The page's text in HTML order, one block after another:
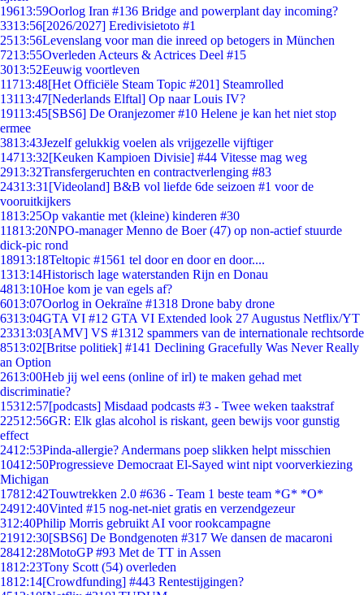
19613:59Oorlog Iran #136 Bridge and powerplant day incoming?
3313:56[2026/2027] Eredivisietoto #1
2513:56Levenslang voor man die inreed op betogers in München
7213:55Overleden Acteurs & Actrices Deel #15
3013:52Eeuwig voortleven
11713:48[Het Officiële Steam Topic #201] Steamrolled
13113:47[Nederlands Elftal] Op naar Louis IV?
19113:45[SBS6] De Oranjezomer #10 Helene je kan het niet stop
ermee
3813:43Jezelf gelukkig voelen als vrijgezelle vijftiger
14713:32[Keuken Kampioen Divisie] #44 Vitesse mag weg
2913:32Transfergeruchten en contractverlenging #83
24313:31 [Videoland] B&B vol liefde 6de seizoen #1 voor de
vooruitkijkers
1813:25Op vakantie met (kleine) kinderen #30
11813:20NPO-manager Menno de Boer (47) op non-actief stuurde
dick-pic rond
18913:18Teltopic #1561 tel door en door en door....
1313:14Historisch lage waterstanden Rijn en Donau
4813:10Hoe kom je van egels af?
6013:07Oorlog in Oekraïne #1318 Drone baby drone
6313:04GTA VI #12 GTA VI Extended look 27 Augustus Netflix/YT
23313:03[AMV] VS #1312 spammers van de internationale rechtsorde
8513:02[Britse politiek] #141 Declining Gracefully Was Never Really
an Option
2613:00Heb jij wel eens (online of irl) te maken gehad met
discriminatie?
15312:57[podcasts] Misdaad podcasts #3 - Twee weken taakstraf
22512:56GR: Elk glas alcohol is riskant, geen bewijs voor gunstig
effect
2412:53Pinda-allergie? Andermans poep slikken helpt misschien
10412:50Progressieve Democraat El-Sayed wint nipt voorverkiezing
Michigan
17812:42Touwtrekken 2.0 #636 - Team 1 beste team *G* *O*
24912:40Vinted #15 nog-net-niet gratis en verzendgezeur
312:40Philip Morris gebruikt AI voor rookcampagne
21912:30[SBS6] De Bondgenoten #317 We dansen de macaroni
28412:28MotoGP #93 Met de TT in Assen
1812:23Tony Scott (54) overleden
1812:14[Crowdfunding] #443 Rentestijgingen?